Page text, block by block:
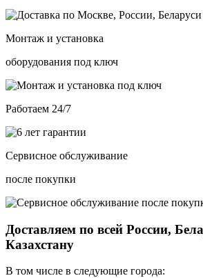
Монтаж и установка
оборудования под ключ
Работаем 24/7
Сервисное обслуживание
после покупки
Доставляем по всей России,
Казахстану
В том числе в следующие города: